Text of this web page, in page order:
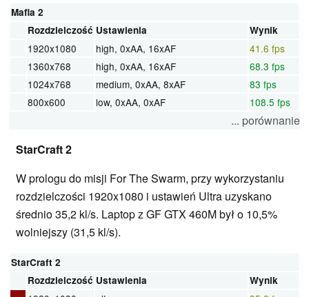
Mafia 2
Rozdzielczość Ustawienia Wynik
1920x1080 high, 0xAA, 16xAF
41.6 fps
1360x768
high, 0xAA, 16xAF
68.3 fps
1024x768
medium, 0xAA, 8xAF
83 fps
800x600
low, 0xAA, 0xAF 108.5 fps
... porównanie
StarCraft 2
W prologu do misji For The Swarm, przy wykorzystaniu
rozdzielczości 1920x1080 i ustawień Ultra uzyskano
średnio 35,2 kl/s. Laptop z GF GTX 460M był o 10,5%
wolniejszy (31,5 kl/s).
StarCraft 2
Rozdzielczość Ustawienia Wynik